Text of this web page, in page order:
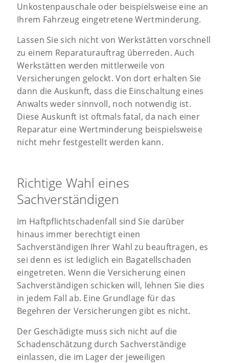
Unkostenpauschale oder beispielsweise eine an
Ihrem Fahrzeug eingetretene Wertminderung.
Lassen Sie sich nicht von Werkstätten vorschnell
zu einem Reparaturauftrag überreden. Auch
Werkstätten werden mittlerweile von
Versicherungen gelockt. Von dort erhalten Sie
dann die Auskunft, dass die Einschaltung eines
Anwalts weder sinnvoll, noch notwendig ist.
Diese Auskunft ist oftmals fatal, da nach einer
Reparatur eine Wertminderung beispielsweise
nicht mehr festgestellt werden kann.
Richtige Wahl eines
Sachverständigen
Im Haftpflichtschadenfall sind Sie darüber
hinaus immer berechtigt einen
Sachverständigen Ihrer Wahl zu beauftragen, es
sei denn es ist lediglich ein Bagatellschaden
eingetreten. Wenn die Versicherung einen
Sachverständigen schicken will, lehnen Sie dies
in jedem Fall ab. Eine Grundlage für das
Begehren der Versicherungen gibt es nicht.
Der Geschädigte muss sich nicht auf die
Schadenschätzung durch Sachverständige
einlassen, die im Lager der jeweiligen